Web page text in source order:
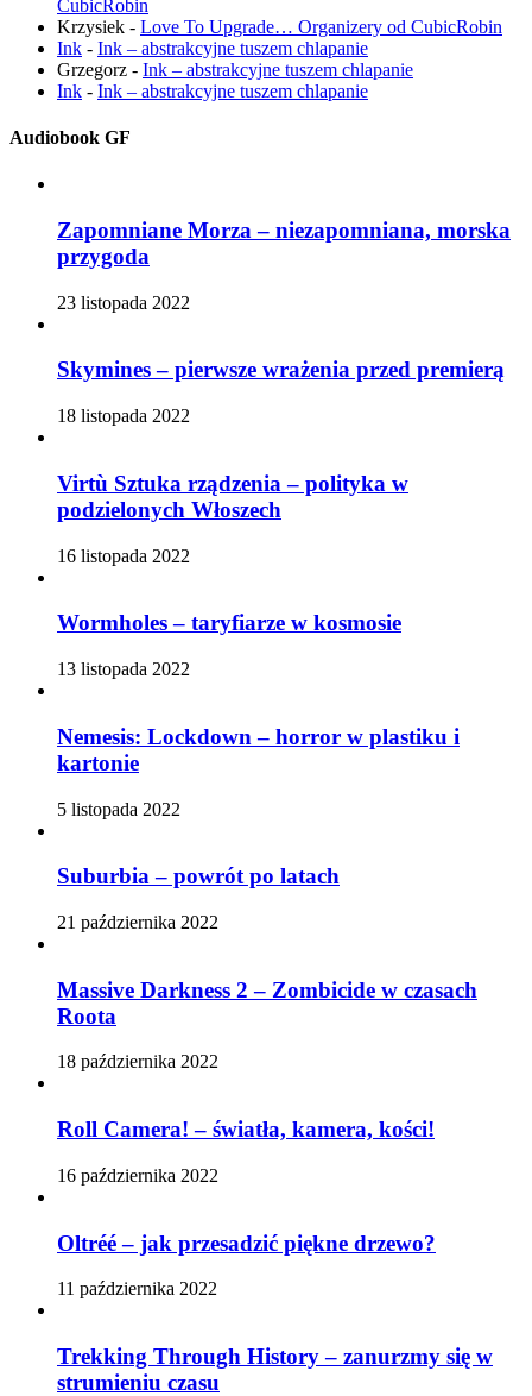
CubicRobin
Krzysiek - Love To Upgrade… Organizery od CubicRobin
Ink - Ink – abstrakcyjne tuszem chlapanie
Grzegorz - Ink – abstrakcyjne tuszem chlapanie
Ink - Ink – abstrakcyjne tuszem chlapanie
Audiobook GF
Zapomniane Morza – niezapomniana, morska
przygoda
23 listopada 2022
Skymines – pierwsze wrażenia przed premierą
18 listopada 2022
Virtù Sztuka rządzenia – polityka w
podzielonych Włoszech
16 listopada 2022
Wormholes – taryfiarze w kosmosie
13 listopada 2022
Nemesis: Lockdown – horror w plastiku i
kartonie
5 listopada 2022
Suburbia – powrót po latach
21 października 2022
Massive Darkness 2 – Zombicide w czasach
Roota
18 października 2022
Roll Camera! – światła, kamera, kości!
16 października 2022
Oltréé – jak przesadzić piękne drzewo?
11 października 2022
Trekking Through History – zanurzmy się w
strumieniu czasu